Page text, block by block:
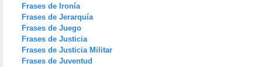
Frases de Ironía
Frases de Jerarquía
Frases de Juego
Frases de Justicia
Frases de Justicia Militar
Frases de Juventud